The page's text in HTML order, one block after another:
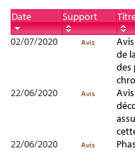
Date Support
02/07/2020
Avis
de
des
22/06/2020
Avis
22/06/2020
Avis